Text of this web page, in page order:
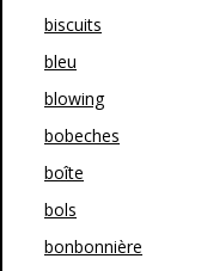
biscuits
bleu
blowing
bobeches
boîte
bols
bonbonnière